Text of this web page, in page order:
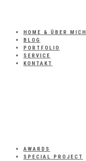
HOME & ÜBER MICH
BLOG
PORTFOLIO
SERVICE
KONTAKT
AWARDS
SPECIAL PROJECT